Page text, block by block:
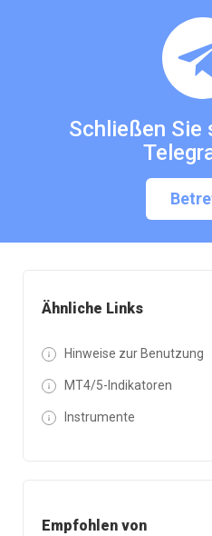
Ähnliche Links
Hinweise zur Benutzung
MT4/5-Indikatoren
Instrumente
Empfohlen von
Schließen Sie